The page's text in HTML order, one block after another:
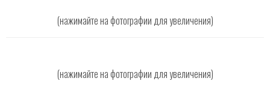
(нажимайте на фотографии для увеличения)
(нажимайте на фотографии для увеличения)